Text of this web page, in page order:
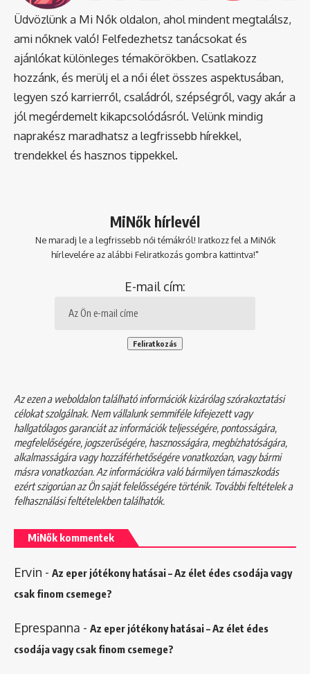
Üdvözlünk a Mi Nők oldalon, ahol mindent megtalálsz,
ami nőknek való! Felfedezhetsz tanácsokat és
ajánlókat különleges témakörökben. Csatlakozz
hozzánk, és merülj el a női élet összes aspektusában,
legyen szó karrierről, családról, szépségről, vagy akár a
jól megérdemelt kikapcsolódásról. Velünk mindig
naprakész maradhatsz a legfrissebb hírekkel,
trendekkel és hasznos tippekkel.
MiNők hírlevél
Ne maradj le a legfrissebb női témákról! Iratkozz fel a MiNők
hírlevelére az alábbi Feliratkozás gombra kattintva!"
E-mail cím:
Az ezen a weboldalon található információk kizárólag szórakoztatási
célokat szolgálnak. Nem vállalunk semmiféle kifejezett vagy
hallgatólagos garanciát az információk teljességére, pontosságára,
megfelelőségére, jogszerűségére, hasznosságára, megbízhatóságára,
alkalmasságára vagy hozzáférhetőségére vonatkozóan, vagy bármi
másra vonatkozóan. Az információkra való bármilyen támaszkodás
ezért szigorúan az Ön saját felelősségére történik. További feltételek a
felhasználási feltételekbentalálhatók.
MiNők kommentek
Ervin - Az eper jótékony hatásai – Az élet édes csodája vagy
csak finom csemege?
Eprespanna - Az eper jótékony hatásai – Az élet édes
csodája vagy csak finom csemege?